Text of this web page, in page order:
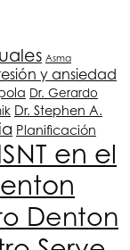
Asma
y ansiedad
Dr. Gerardo
Dr. Stephen A.
Planificación
en el
Denton